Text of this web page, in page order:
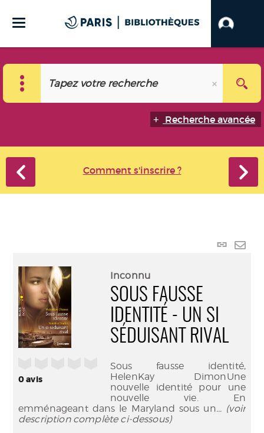
Recherche avancée
Comment s'inscrire ?
Lien
0avis
Inconnu
SOUS FAUSSE
IDENTITÉ - UN SI
SÉDUISANT RIVAL
Sous fausse identité,
HelenKay DimonUne
nouvelle identité pour une
nouvelle vie. En
emménageant dans le Maryland sous un... (voir
description complète ci-dessous)